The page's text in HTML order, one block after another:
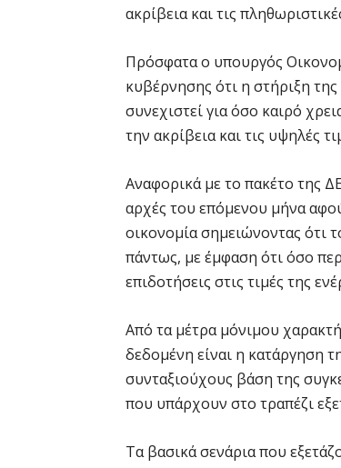
ακρίβεια και τις
Πρόσφατα ο υπουργός
κυβέρνησης ότι η στήριξη
συνεχιστεί για όσο καιρό
την ακρίβεια και τις υψηλές
Αναφορικά με το πακέτο της
αρχές του επόμενου μήνα
οικονομία σημειώνοντας ότι
πάντως, με έμφαση ότι όσο
επιδοτήσεις στις τιμές της
Από τα μέτρα μόνιμου
δεδομένη είναι η κατάργηση
συνταξιούχους βάση της
που υπάρχουν στο τραπέζι
Τα βασικά σενάρια που